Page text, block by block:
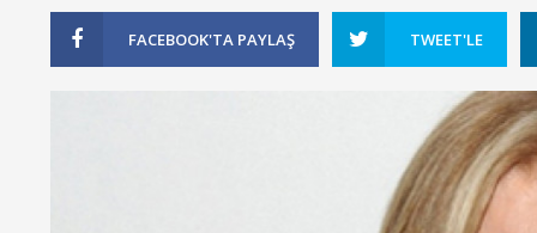
FACEBOOK'TA PAYLAŞ TWEET'LE